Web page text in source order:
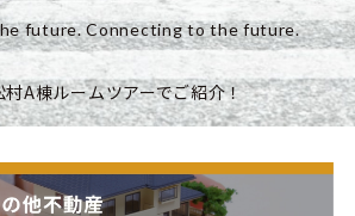
future. Connecting to the future.
村A棟ルームツアーでご紹介！